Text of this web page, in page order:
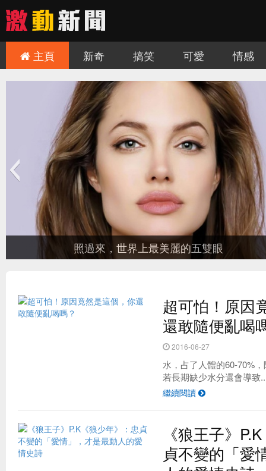
主頁 新奇 搞笑 可愛 情感
世紀絕美的歐洲城堡，非去不可！
台灣最夯的野餐地點 原來是這！？
超可怕！原因
還敢隨便亂喝
2016-06-27
水，占了人體的60-70%
若長期缺少水分還會導致
繼續閱讀
《狼王子》
貞不變的「愛